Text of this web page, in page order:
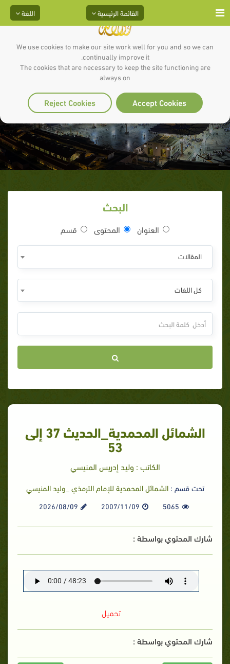
We use cookies to make our site work well for you and so we can
continually improve it.
The cookies that are necessary to keep the site functioning are
always on
Accept Cookies
Reject Cookies
اللغة القائمة الرئيسية
53
البحث
العنوان المحتوى قسم
المقالات
كل اللغات
الشمائل المحمدية_الحديث 37 إلى
53
الكاتب : وليد إدريس المنيسي
تحت قسم :الشمائل المحمدية للإمام الترمذي _وليد المنيسي
5065
2007/11/09
2026/08/09
شارك المحتوي بواسطة :
تحميل
شارك المحتوي بواسطة :